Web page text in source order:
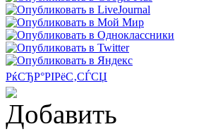
РќСЂР°РІРёС‚СЃСЏ